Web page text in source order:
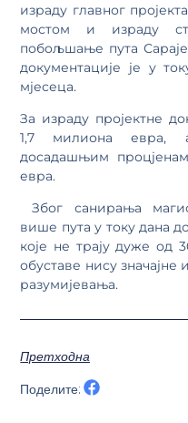
израду главног
мостом и израду
побољшање пута
документације је у
мјесеца.
За израду пројектне
1,7 милиона евра,
досадашњим
евра.
Због санирања
више пута у току дана
које не трају дуже од
обуставе нису
разумијевања.
Претходна
Поделите: